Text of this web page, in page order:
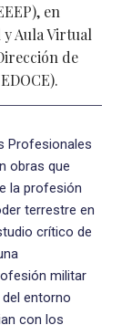
en
Aula Virtual
de
Profesionales
obras que
la profesión
terrestre en
crítico de
militar
entorno
con los